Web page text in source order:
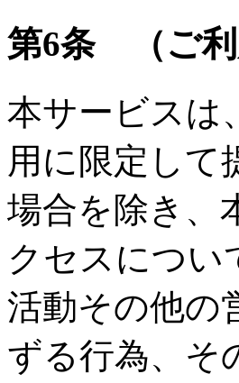
第6条 （ご利
本サービスは
用に限定して
場合を除き、
クセスについ
活動その他の
ずる行為、そ